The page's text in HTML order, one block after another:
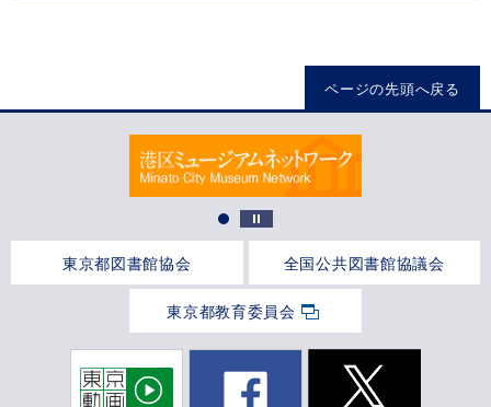
ページの先頭へ戻る
東京都図書館協会 全国公共図書館協議会
東京都教育委員会